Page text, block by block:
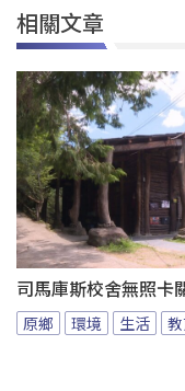
相關文章
司馬庫斯校舍無照卡
原鄉 環境 生活